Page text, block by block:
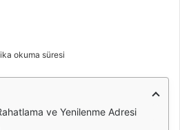
okuma süresi
ve Yenilenme Adresi